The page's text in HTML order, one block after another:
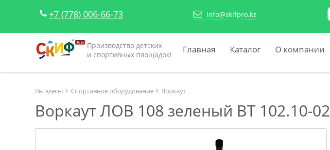
+7 (778) 006-66-73 info@skifpro.kz
Производство детских
и спортивных площадок!
Главная Каталог О компании
Вы здесь: Спортивное оборудование Воркаут
Воркаут ЛОВ 108 зеленый ВТ 102.10-02